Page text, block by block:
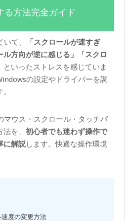
る方法完全ガイド
て、
「スクロールが速すぎ
方向が逆に感じる」「スクロ
といったストレスを感じていま
の設定やドライバーを調
マウス・スクロール・タッチパ
法を、初心者でも迷わず操作で
に解説します。快適な操作環境
度の変更方法